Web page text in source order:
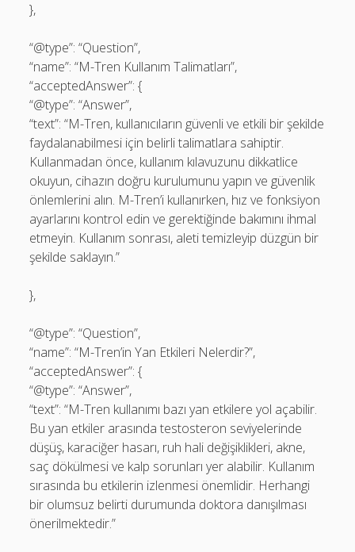
},
“@type”: “Question”,
“name”: “M-Tren Kullanım Talimatları”,
“acceptedAnswer”: {
“@type”: “Answer”,
“text”: “M-Tren, kullanıcıların güvenli ve etkili bir şekilde
faydalanabilmesi için belirli talimatlara sahiptir.
Kullanmadan önce, kullanım kılavuzunu dikkatlice
okuyun, cihazın doğru kurulumunu yapın ve güvenlik
önlemlerini alın. M-Tren’i kullanırken, hız ve fonksiyon
ayarlarını kontrol edin ve gerektiğinde bakımını ihmal
etmeyin. Kullanım sonrası, aleti temizleyip düzgün bir
şekilde saklayın.”
},
“@type”: “Question”,
“name”: “M-Tren’in Yan Etkileri Nelerdir?”,
“acceptedAnswer”: {
“@type”: “Answer”,
“text”: “M-Tren kullanımı bazı yan etkilere yol açabilir.
Bu yan etkiler arasında testosteron seviyelerinde
düşüş, karaciğer hasarı, ruh hali değişiklikleri, akne,
saç dökülmesi ve kalp sorunları yer alabilir. Kullanım
sırasında bu etkilerin izlenmesi önemlidir. Herhangi
bir olumsuz belirti durumunda doktora danışılması
önerilmektedir.”